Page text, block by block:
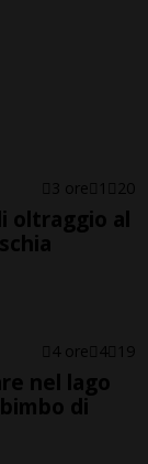
3 ore 1 20
oltraggio al
4 ore 4 19
nel lago
di